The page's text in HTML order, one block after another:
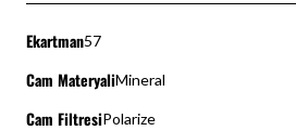
Ekartman57
Cam MateryaliMineral
Cam FiltresiPolarize